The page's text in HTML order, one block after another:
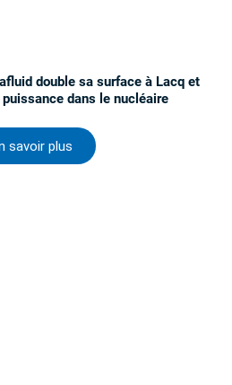
double sa surface à Lacq et
dans le nucléaire
savoir plus